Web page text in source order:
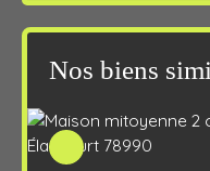
Nos biens